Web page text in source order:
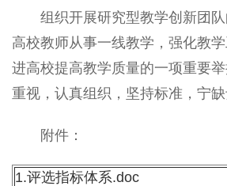
组织开展研究型教学创新团队
高校教师从事一线教学，强化教
进高校提高教学质量的一项重要
重视，认真组织，坚持标准，宁缺
附件：
1.评选指标体系.doc